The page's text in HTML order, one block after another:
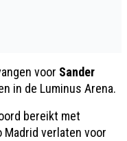
voor Sander
in de Luminus Arena.
bereikt met
Madrid verlaten voor